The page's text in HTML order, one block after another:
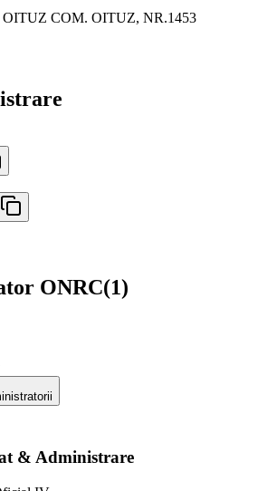
COM. OITUZ, NR.1453
ONRC(1)
& Administrare